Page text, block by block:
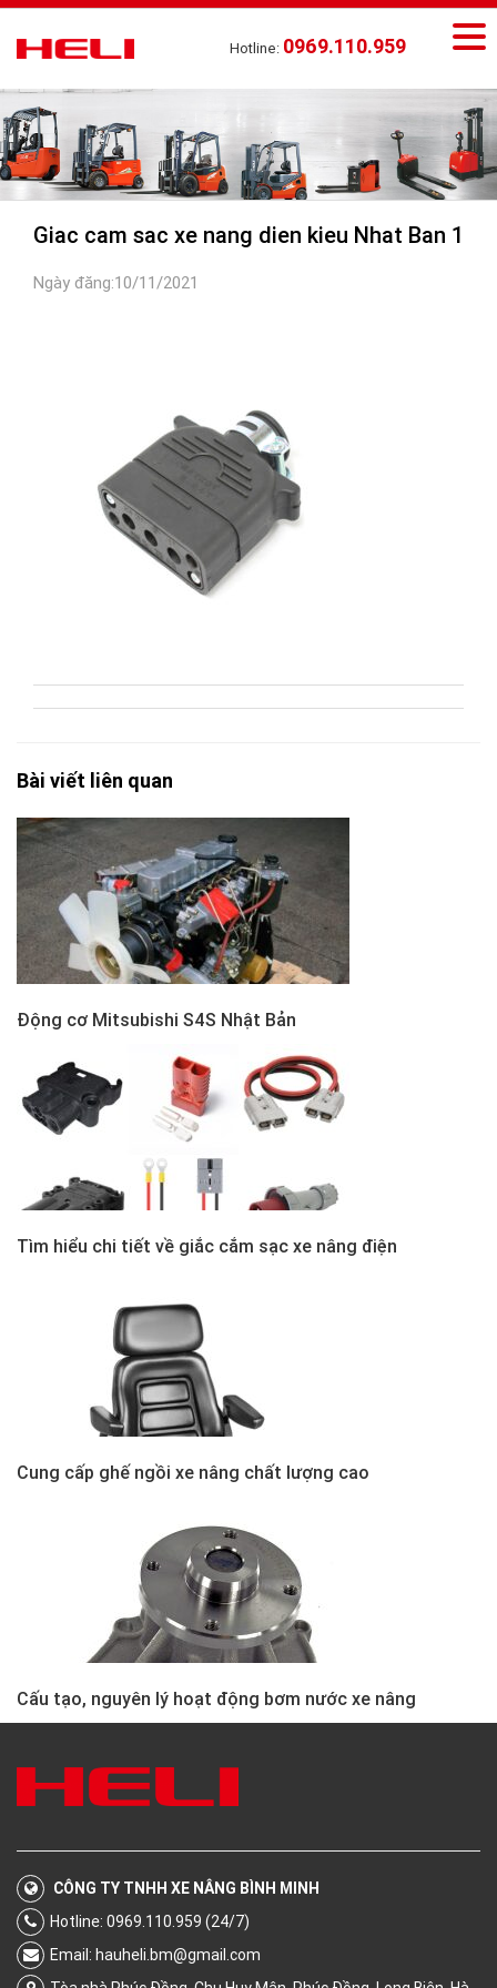
Hotline: 0969.110.959
Giac cam sac xe nang dien kieu Nhat Ban 1
Ngày đăng:10/11/2021
Bài viết liên quan
Động cơ Mitsubishi S4S Nhật Bản
Tìm hiểu chi tiết về giắc cắm sạc xe nâng điện
Cung cấp ghế ngồi xe nâng chất lượng cao
Cấu tạo, nguyên lý hoạt động bơm nước xe nâng
CÔNG TY TNHH XE NÂNG BÌNH MINH
Hotline: 0969.110.959 (24/7)
Email: hauheli.bm@gmail.com